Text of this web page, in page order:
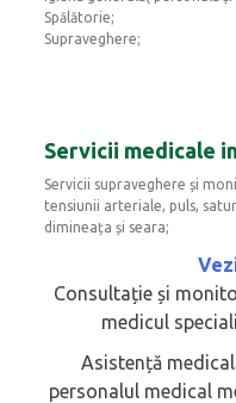
Spălătorie;
Supraveghere;
Servicii medicale
Servicii supraveghere și
tensiunii arteriale, puls,
dimineața și seara;
Consultație și
medicul
Asistență
personalul medical